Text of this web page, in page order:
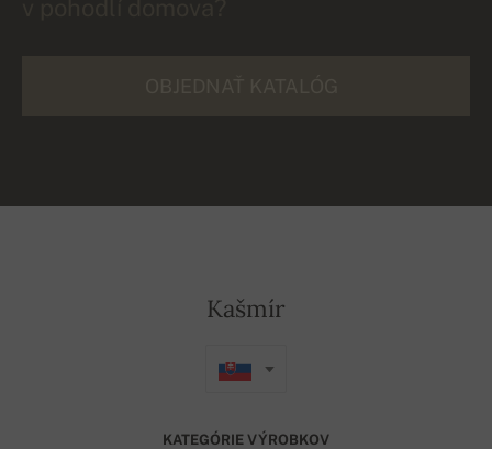
Kašmír
KATEGÓRIE VÝROBKOV